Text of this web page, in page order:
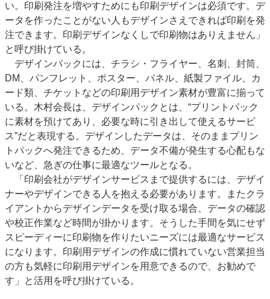
い。印刷発注を増やすためにも印刷デザインは必須です。デ
ータを作ったことがない人もデザインさえできれば印刷を発
注できます。印刷デザインなくしで印刷物はありえません」
と呼び掛けている。
デザインパックには、チラシ・フライヤー、名刺、封筒、
DM、パンフレット、ポスター、パネル、紙製ファイル、カ
ード類、チケットなどの印刷用デザイン素材が豊富に揃って
いる。木村会長は、デザインパックとは、“プリントパック
に素材を預けてあり、必要な時に引き出して使えるサービ
ス”だと表現する。デザインしたデータは、そのままプリン
トパックへ発注できるため、データ不備が発生する心配もな
いなど、急ぎの仕事に最適なツールとなる。
「印刷会社がデザインサービスまで提供するには、デザイ
ナーやデザインできる人を抱える必要があります。またクラ
イアントからデザインデータを受け取る場合、データの確認
や校正作業など時間が掛かります。そうした手間を気にせず
スピーディーに印刷物を作りたいニーズには最適なサービス
になります。印刷用デザインの作成に慣れていない営業担当
の方も気軽に印刷用デザインを用意できるので、お勧めで
す」と活用を呼び掛けている。